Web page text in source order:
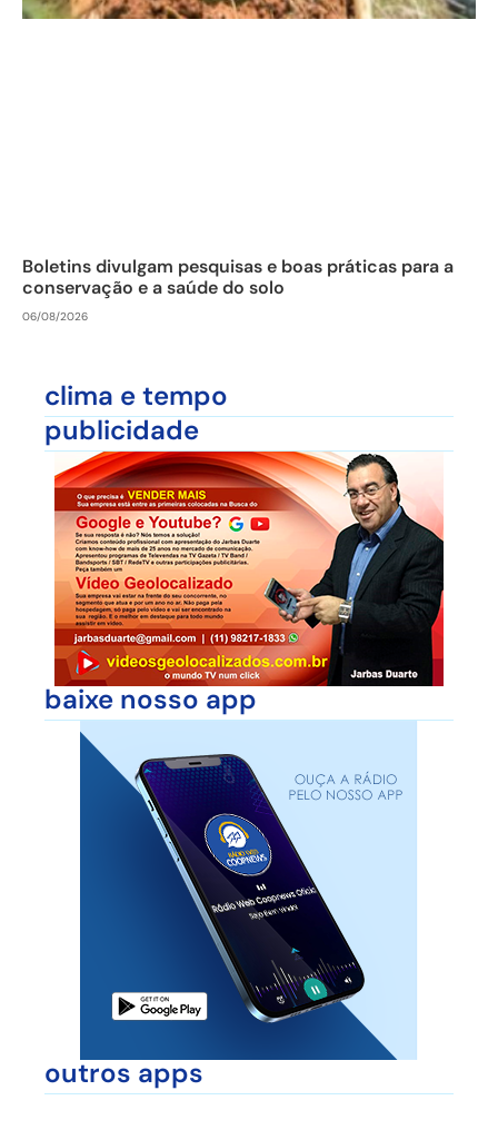
Boletins divulgam pesquisas e boas práticas para a
conservação e a saúde do solo
06/08/2026
clima e tempo
publicidade
baixe nosso app
outros apps